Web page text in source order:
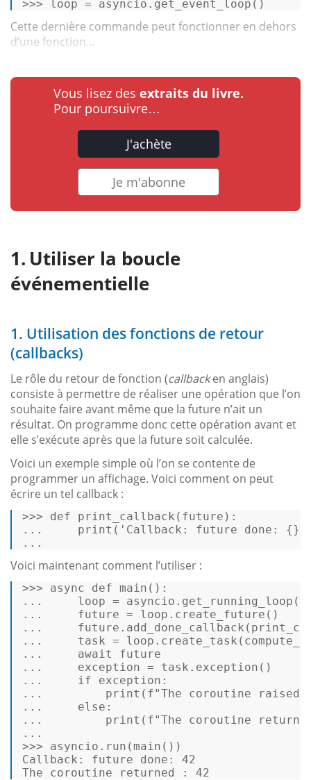
>>> loop = asyncio.get_event_loop()
Cette dernière commande peut fonctionner en dehors
d’une fonction...
Vous lisez des extraits du livre.
Pour poursuivre…
J'achète
Je m'abonne
Utiliser la boucle
événementielle
1. Utilisation des fonctions de retour
(callbacks)
Le rôle du retour de fonction (callbacken anglais)
consiste à permettre de réaliser une opération que l’on
souhaite faire avant même que la future n’ait un
résultat. On programme donc cette opération avant et
elle s’exécute après que la future soit calculée.
Voici un exemple simple où l’on se contente de
programmer un affichage. Voici comment on peut
écrire un tel callback :
>>> def print_callback ( future ):
... print ( 'Callback: future done: {}'
...
Voici maintenant comment l’utiliser :
>>> async def main ():
...     loop = asyncio. get_running_loop
...     future = loop. create_future ()
...     future. add_done_callback
...     task = loop. create_task (
...     await future
...     exception = task. exception ()
...     if exception:
... print (f"The coroutine raised
...     else:
... print (f"The coroutine
...
>>> asyncio. run ( main ())
Callback: future done: 42
The coroutine returned : 42